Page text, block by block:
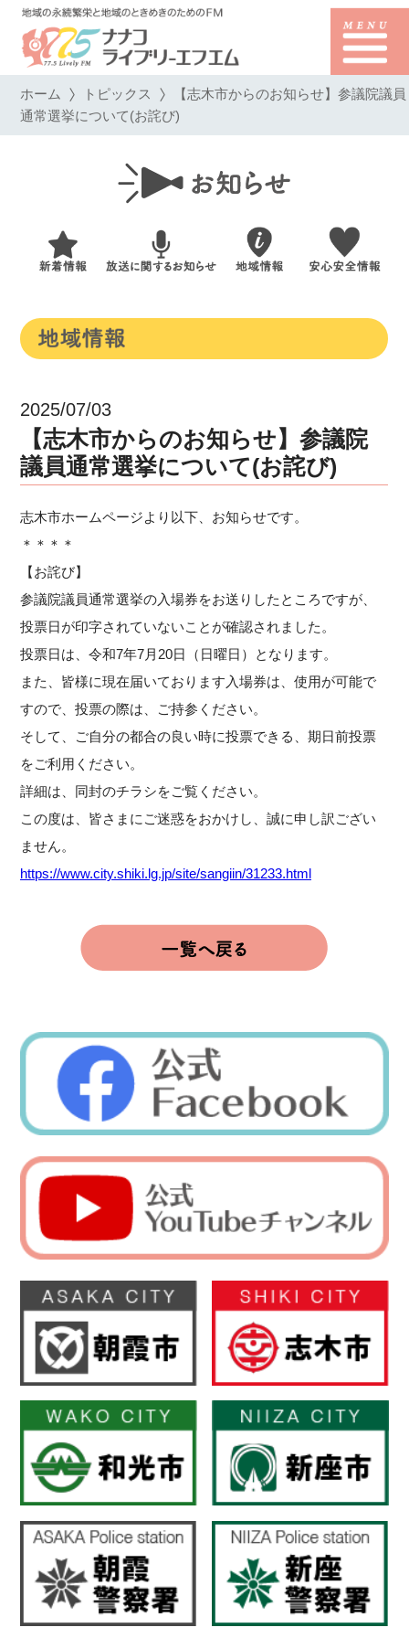
ホーム トピックス 【志木市からのお知らせ】参議院議員
通常選挙について(お詫び)
2025/07/03
【志木市からのお知らせ】参議院
議員通常選挙について(お詫び)
志木市ホームページより以下、お知らせです。
＊＊＊＊
【お詫び】
参議院議員通常選挙の入場券をお送りしたところですが、
投票日が印字されていないことが確認されました。
投票日は、令和7年7月20日（日曜日）となります。
また、皆様に現在届いております入場券は、使用が可能で
すので、投票の際は、ご持参ください。
そして、ご自分の都合の良い時に投票できる、期日前投票
をご利用ください。
詳細は、同封のチラシをご覧ください。
この度は、皆さまにご迷惑をおかけし、誠に申し訳ござい
ません。
https://www.city.shiki.lg.jp/site/sangiin/31233.html